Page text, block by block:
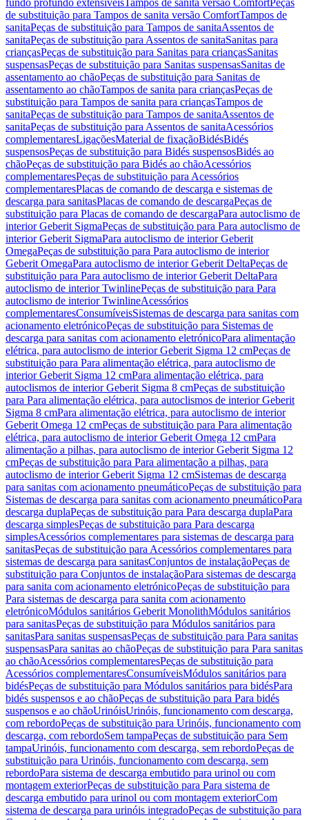
fundo profundo extensíveisTampos de sanita versão ComfortPeças
de substituição para Tampos de sanita versão ComfortTampos de
sanitaPeças de substituição para Tampos de sanitaAssentos de
sanitaPeças de substituição para Assentos de sanitaSanitas para
criançasPeças de substituição para Sanitas para criançasSanitas
suspensasPeças de substituição para Sanitas suspensasSanitas de
assentamento ao chãoPeças de substituição para Sanitas de
assentamento ao chãoTampos de sanita para criançasPeças de
substituição para Tampos de sanita para criançasTampos de
sanitaPeças de substituição para Tampos de sanitaAssentos de
sanitaPeças de substituição para Assentos de sanitaAcessórios
complementaresLigaçõesMaterial de fixaçãoBidésBidés
suspensosPeças de substituição para Bidés suspensosBidés ao
chãoPeças de substituição para Bidés ao chãoAcessórios
complementaresPeças de substituição para Acessórios
complementaresPlacas de comando de descarga e sistemas de
descarga para sanitasPlacas de comando de descargaPeças de
substituição para Placas de comando de descargaPara autoclismo de
interior Geberit SigmaPeças de substituição para Para autoclismo de
interior Geberit SigmaPara autoclismo de interior Geberit
OmegaPeças de substituição para Para autoclismo de interior
Geberit OmegaPara autoclismo de interior Geberit DeltaPeças de
substituição para Para autoclismo de interior Geberit DeltaPara
autoclismo de interior TwinlinePeças de substituição para Para
autoclismo de interior TwinlineAcessórios
complementaresConsumíveisSistemas de descarga para sanitas com
acionamento eletrónicoPeças de substituição para Sistemas de
descarga para sanitas com acionamento eletrónicoPara alimentação
elétrica, para autoclismo de interior Geberit Sigma 12 cmPeças de
substituição para Para alimentação elétrica, para autoclismo de
interior Geberit Sigma 12 cmPara alimentação elétrica, para
autoclismos de interior Geberit Sigma 8 cmPeças de substituição
para Para alimentação elétrica, para autoclismos de interior Geberit
Sigma 8 cmPara alimentação elétrica, para autoclismo de interior
Geberit Omega 12 cmPeças de substituição para Para alimentação
elétrica, para autoclismo de interior Geberit Omega 12 cmPara
alimentação a pilhas, para autoclismo de interior Geberit Sigma 12
cmPeças de substituição para Para alimentação a pilhas, para
autoclismo de interior Geberit Sigma 12 cmSistemas de descarga
para sanitas com acionamento pneumáticoPeças de substituição para
Sistemas de descarga para sanitas com acionamento pneumáticoPara
descarga duplaPeças de substituição para Para descarga duplaPara
descarga simplesPeças de substituição para Para descarga
simplesAcessórios complementares para sistemas de descarga para
sanitasPeças de substituição para Acessórios complementares para
sistemas de descarga para sanitasConjuntos de instalaçãoPeças de
substituição para Conjuntos de instalaçãoPara sistemas de descarga
para sanita com acionamento eletrónicoPeças de substituição para
Para sistemas de descarga para sanita com acionamento
eletrónicoMódulos sanitários Geberit MonolithMódulos sanitários
para sanitasPeças de substituição para Módulos sanitários para
sanitasPara sanitas suspensasPeças de substituição para Para sanitas
suspensasPara sanitas ao chãoPeças de substituição para Para sanitas
ao chãoAcessórios complementaresPeças de substituição para
Acessórios complementaresConsumíveisMódulos sanitários para
bidésPeças de substituição para Módulos sanitários para bidésPara
bidés suspensos e ao chãoPeças de substituição para Para bidés
suspensos e ao chãoUrinóisUrinóis, funcionamento com descarga,
com rebordoPeças de substituição para Urinóis, funcionamento com
descarga, com rebordoSem tampaPeças de substituição para Sem
tampaUrinóis, funcionamento com descarga, sem rebordoPeças de
substituição para Urinóis, funcionamento com descarga, sem
rebordoPara sistema de descarga embutido para urinol ou com
montagem exteriorPeças de substituição para Para sistema de
descarga embutido para urinol ou com montagem exteriorCom
sistema de descarga para urinóis integradoPeças de substituição para